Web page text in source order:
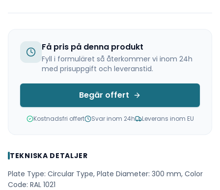
Få pris på denna produkt
Fyll i formuläret så återkommer vi inom 24h
med prisuppgift och leveranstid.
Begär offert
Kostnadsfri offert Svar inom 24h Leverans inom EU
TEKNISKA DETALJER
Plate Type: Circular Type, Plate Diameter: 300 mm, Color
Code: RAL 1021